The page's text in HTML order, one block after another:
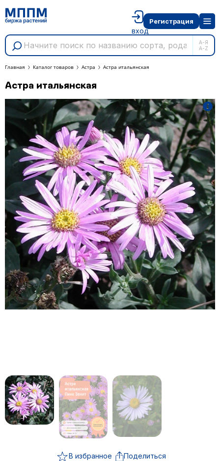
А-Я
A-Z
вход
Регистрация
Главная Каталог товаров Астра Астра итальянская
Астра итальянская
В избранное Поделиться